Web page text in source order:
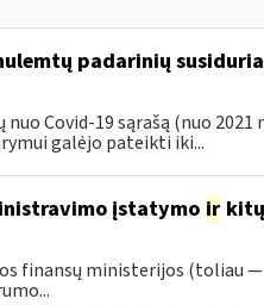
padarinių
Covid-19 sąrašą (nuo 2021
galėjo pateikti iki...
įstatymo irkitų
finansų ministerijos (toliau